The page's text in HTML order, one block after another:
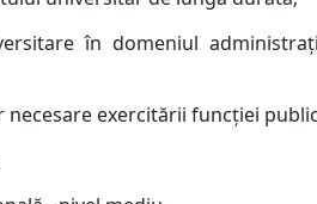
în domeniul
exercitării funcţiei